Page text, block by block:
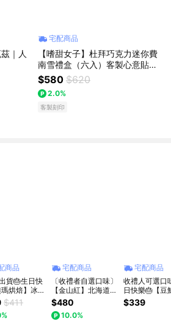
｜人
宅配商品
【嗜甜女子】杜拜巧克力迷你費
南雪禮盒（六入）客製心意貼紙
傳情『獻給重要的你』
$580 $620
2.0%
客製刻印
商品
貨🎂生日快
烘焙】冰冰
極大顆爆
草卡士達
$411
宅配商品
〔收禮者自選口味〕
【金山紅】北海道生
乳燒(4入/盒) | 3日
內出貨 | LINE禮物獨
家
$480
10.0%
宅配商品
收禮人可選口
日快樂🎂【豆
招牌綜合泡芙
口味任選1盒
$339